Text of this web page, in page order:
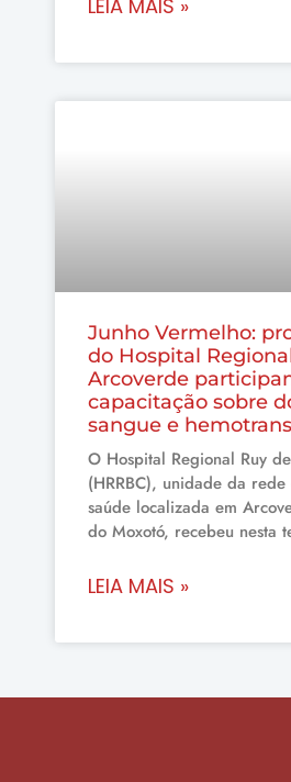
LEIA MAIS »
Junho Vermelho:
do Hospital
Arcoverde
capacitação sobre
sangue e
O Hospital Regional Ruy
(HRRBC), unidade da
saúde localizada em
do Moxotó, recebeu nesta
LEIA MAIS »